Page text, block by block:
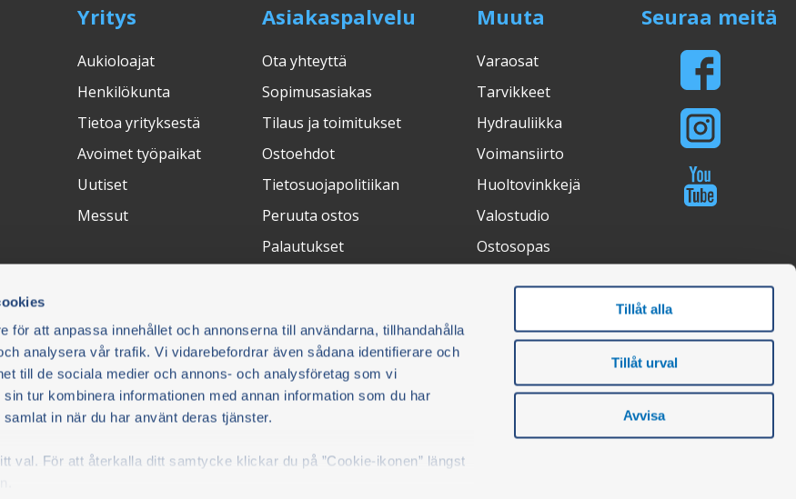
för att anpassa innehållet och annonserna till användarna, tillhandahålla
analysera vår trafik. Vi vidarebefordrar även sådana identifierare och
till de sociala medier och annons- och analysföretag som vi
tur kombinera informationen med annan information som du har
in när du har använt deras tjänster.
val. För att återkalla ditt samtycke klickar du på ”Cookie-ikonen” längst
Tillåt alla
Tillåt urval
Avvisa
Yritys
Aukioloajat
Henkilökunta
Tietoa yrityksestä
Avoimet työpaikat
Uutiset
Messut
Asiakaspalvelu
Ota yhteyttä
Sopimusasiakas
Tilaus ja toimitukset
Ostoehdot
Tietosuojapolitiikan
Peruuta ostos
Palautukset
Muuta
Varaosat
Tarvikkeet
Hydrauliikka
Voimansiirto
Huoltovinkkejä
Valostudio
Ostosopas
Seuraa meitä
MaksuratkaisutToimitustapa Certifications